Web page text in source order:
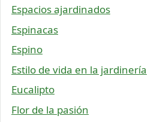
Espacios ajardinados
Espinacas
Espino
Estilo de vida en la jardinería
Eucalipto
Flor de la pasión